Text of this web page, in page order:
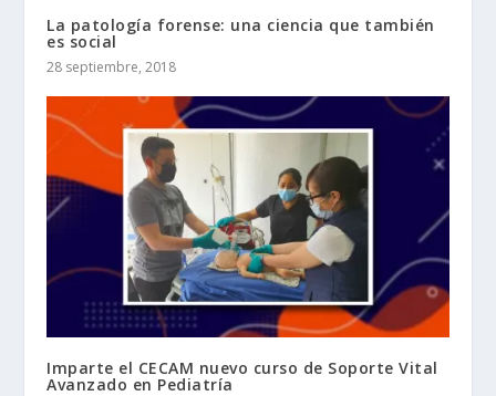
La patología forense: una ciencia que también
es social
28 septiembre, 2018
Imparte el CECAM nuevo curso de Soporte Vital
Avanzado en Pediatría